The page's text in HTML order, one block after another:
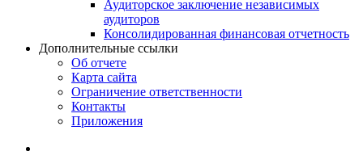
Аудиторское заключение независимых
аудиторов
Консолидированная финансовая отчетность
Дополнительные ссылки
Об отчете
Карта сайта
Ограничение ответственности
Контакты
Приложения